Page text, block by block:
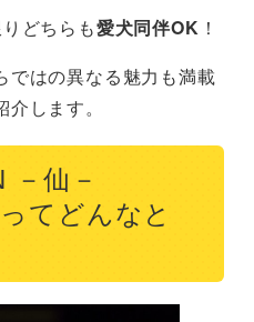
どちらも愛犬同伴OK ！
ではの異なる魅力も満載
します。
－仙－
てどんなと